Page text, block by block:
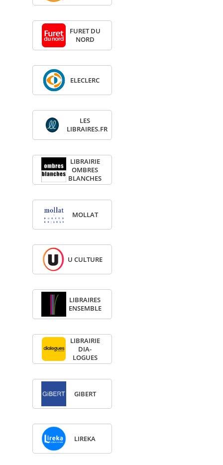
FURET DU
NORD
ELE­CLERC
LES
LIBRAIRES.FR
LIBRAI­RIE
OMBRES
BLANCHES
MOL­LAT
U CULTURE
LIBRAIRES
ENSEMBLE
LIBRAI­RIE
DIA­
LOGUES
GIBERT
LIREKA